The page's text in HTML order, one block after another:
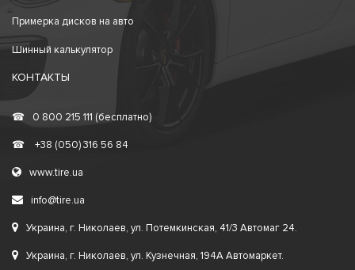
Примерка дисков на авто
Шинный калькулятор
КОНТАКТЫ
☎ 0 800 215 111 (бесплатно)
☎ +38 (050) 316 56 84
www.tire.ua
info@tire.ua
Украина, г. Николаев, ул. Потемкинская, 41/3 Автомаг 24.
Украина, г. Николаев, ул. Кузнечная, 194А Автомаркет.